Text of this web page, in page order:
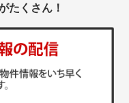
たくさん！